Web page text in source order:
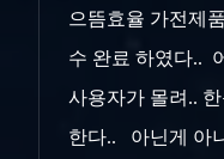
으뜸효율 가전제
수 완료 하였다..
사용자가 몰려..
한다.. 아닌게 아